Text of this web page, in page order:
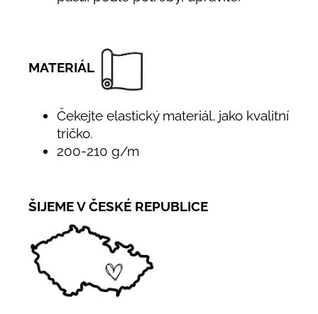
MATERIÁL
Čekejte elastický materiál, jako kvalitní
tričko.
200-210 g/m
ŠIJEME V ČESKÉ REPUBLICE